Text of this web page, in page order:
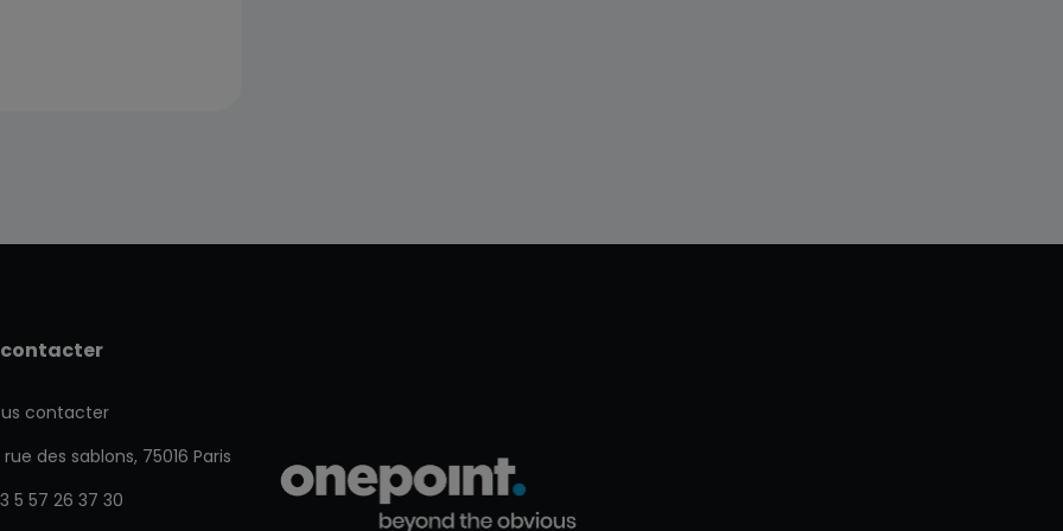
contacter
contacter
des sablons, 75016 Paris
5 57 26 37 30